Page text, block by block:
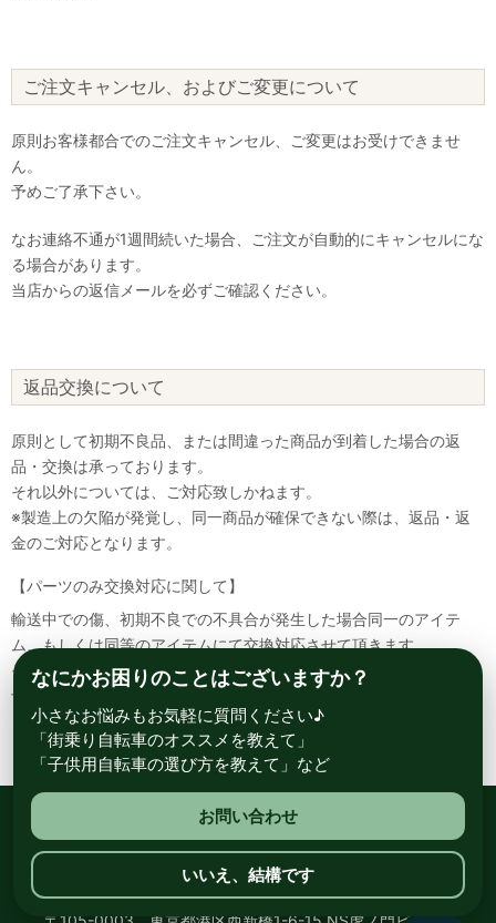
ご注文キャンセル、およびご変更について
原則お客様都合でのご注文キャンセル、ご変更はお受けできませ
ん。
予めご了承下さい。
なお連絡不通が1週間続いた場合、ご注文が自動的にキャンセルにな
る場合があります。
当店からの返信メールを必ずご確認ください。
返品交換について
原則として初期不良品、または間違った商品が到着した場合の返
品・交換は承っております。
それ以外については、ご対応致しかねます。
※製造上の欠陥が発覚し、同一商品が確保できない際は、返品・返
金のご対応となります。
【パーツのみ交換対応に関して】
輸送中での傷、初期不良での不具合が発生した場合同一のアイテ
ム、もしくは同等のアイテムにて交換対応させて頂きます。
その場合該当部品を着払いにて返送して頂く必要が御座いますので
予めご了承ください。
総合自転車専門店 サイクルスポット ル・サイク
なにかお困りのことはございますか？
小さなお悩みもお気軽に質問ください♪
「街乗り自転車のオススメを教えて」
「子供用自転車の選び方を教えて」など
お問い合わせ
いいえ、結構です